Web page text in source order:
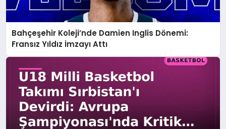
Bahçeşehir Koleji’nde Damien Inglis Dönemi:
Fransız Yıldız İmzayı Attı